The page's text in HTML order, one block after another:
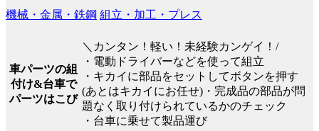
機械・金属・鉄鋼 組立・加工・プレス
車パーツの組
付け&台車で
パーツはこび
＼カンタン！軽い！未経験カンゲイ！/
・電動ドライバーなどを使って組立
・キカイに部品をセットしてボタンを押す
(あとはキカイにお任せ)・完成品の部品が問
題なく取り付けられているかのチェック
・台車に乗せて製品運び